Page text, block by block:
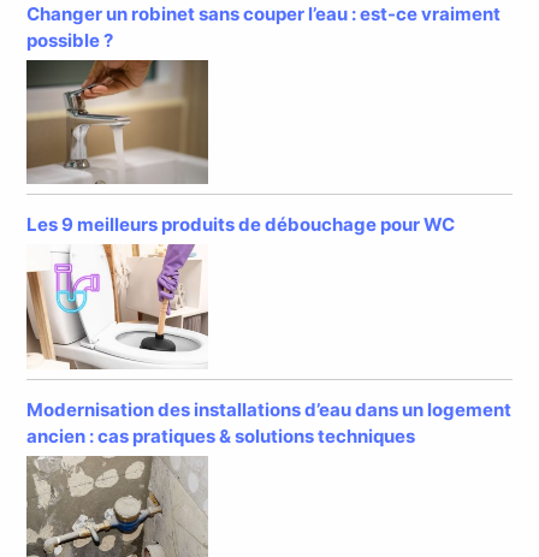
Changer un robinet sans couper l’eau : est-ce vraiment
possible ?
Les 9 meilleurs produits de débouchage pour WC
Modernisation des installations d’eau dans un logement
ancien : cas pratiques & solutions techniques